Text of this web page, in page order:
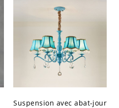
cuisine ou chevet
Suspension avec abat-jour